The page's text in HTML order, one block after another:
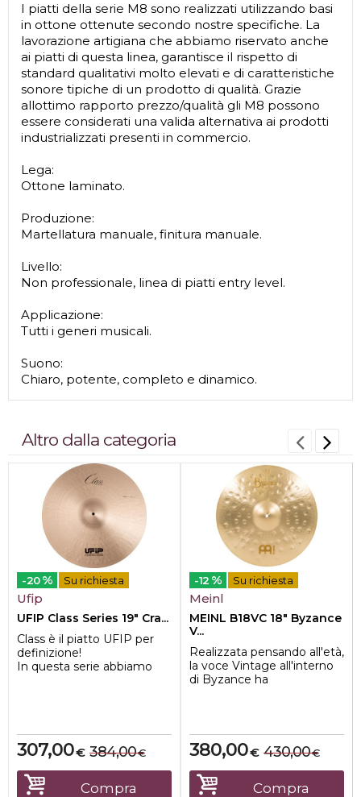
I piatti della serie M8 sono realizzati utilizzando basi
in ottone ottenute secondo nostre specifiche. La
lavorazione artigiana che abbiamo riservato anche
ai piatti di questa linea, garantisce il rispetto di
standard qualitativi molto elevati e di caratteristiche
sonore tipiche di un prodotto di qualità. Grazie
allottimo rapporto prezzo/qualità gli M8 possono
essere considerati una valida alternativa ai prodotti
industrializzati presenti in commercio.
Lega:
Ottone laminato.
Produzione:
Martellatura manuale, finitura manuale.
Livello:
Non professionale, linea di piatti entry level.
Applicazione:
Tutti i generi musicali.
Suono:
Chiaro, potente, completo e dinamico.
Altro dalla categoria
-20 % Su richiesta
Ufip
UFIP Class Series 19" Cra...
Class è il piatto UFIP per
definizione!
In questa serie abbiamo
€
307,00 €
384,00
Compra
-12 % Su richiesta
Meinl
MEINL B18VC 18" Byzance
V...
Realizzata pensando all'età,
la voce Vintage all'interno
di Byzance ha
€
380,00 €
430,00
Compra